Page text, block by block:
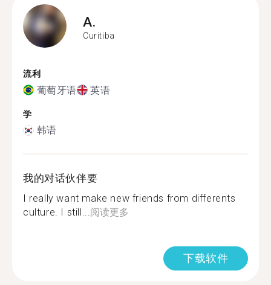
A.
Curitiba
流利
葡萄牙语 英语
学
韩语
我的对话伙伴要
I really want make new friends from differents
culture. I still...阅读更多
下载软件